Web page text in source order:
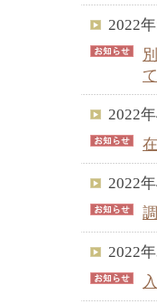
2022
2022
2022
2022